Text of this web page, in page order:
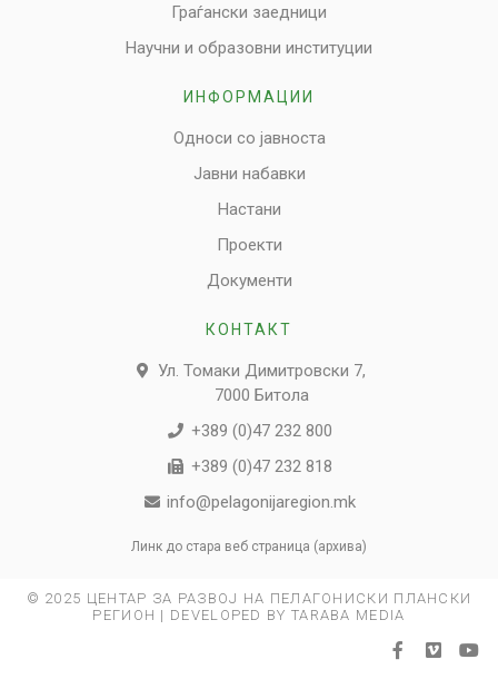
Граѓански заедници
Научни и образовни институции
ИНФОРМАЦИИ
Односи со јавноста
Јавни набавки
Настани
Проекти
Документи
КОНТАКТ
Ул. Томаки Димитровски 7,
7000 Битола
+389 (0)47 232 800
+389 (0)47 232 818
info@pelagonijaregion.mk
Линк до стара веб страница (архива)
© 2025 ЦЕНТАР ЗА РАЗВОЈ НА ПЕЛАГОНИСКИ ПЛАНСКИ
РЕГИОН | DEVELOPED BY TARABA MEDIA